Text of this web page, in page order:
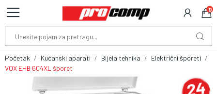
0
Početak Kućanski aparati Bijela tehnika
Električni šporeti
VOX EHB 604XL šporet